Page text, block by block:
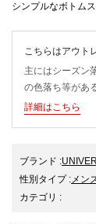
シンプルなボトム
こちらはアウト
主にはシーズン
の色落ち等があ
詳細はこちら
ブランド :
性別タイプ:メン
カテゴリ :